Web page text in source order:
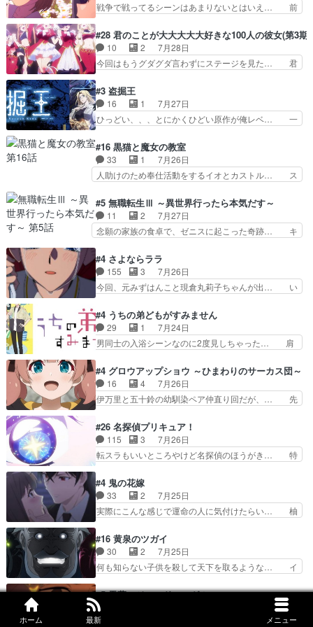
ホーム 最新 メニュー
子を見に行ったら町中で窃…
冬月を笑わせようとする姿も冬月… 特に大きな事
を笑わせようとする姿も冬月… 3話までは主人公
がどうでもいいことでずっ… 花火購入に浅草へ…
行き当たりばったり訪問…
戦争で戦ってるシーンはあまりないとはいえ… 前
の存在で揺らぐ14クラス約束された死… ミミの
秘密をあっさり受け入れたのは拍子抜… 蘇生魔法
って下衆い国なら進退窮まったら手… 蘇生魔法ヤ
バイけどミミいなかったら詰んで… アニメオタク
うございました！アリとセイ… ごめん、そういう
話がしたい作品じゃないの… 第４話感想：その口
止め効果あるかな？ミミ…
#28 君のことが大大大大大好きな100人の彼女(第3期)
10 2
7月28日
今回はもうグダグダ言わずにステージを見た… 君
カノ版ラブライブ！？こういうのは人… 俺、みん
なのレッスン動画をDVDが焼きき… アナウンス
役で出演いたしましたみんなのア… 恋太郎ファミ
リーがガチでアイドルに挑戦！… ギャグギャグし
カノGirlfrien… 『アイドル伝説恋太郎ファミリ
ー』にて「ア… 安木路佐ウル子役で出演いたしま
したクォリ…
#3 盗掘王
16 1
7月27日
ひっどい、、、とにかくひどい原作が俺レベ… 一
美咲さんと言えば幼女！アイマスの市原… 遼河は
目的の為には人命も軽視するタイプの… 4つのス
キルが揃う。広い墓を捜索中、遼河… 村正はそん
なおどろおどろしいエピソードあ… 気持ちよくし
レベのアニメ制作を日本に奪… 予言で正体がバレ
る、もう騙し討ちは出来な… 村正の墓、アニメで
見ると一杯で怖いな。ア…
#16 黒猫と魔女の教室
33 1
7月26日
人助けのため奉仕活動をするイオとカストル… ス
とカストルの共通点は、魔法の制御が出… 椋鳥の
大群て…住民から迷惑がられてない？… キングコ
ングor進撃の巨人牡羊座のアルデ… スピカ・イ
オ・カストルという組み合わせ。… 有り余るパワ
みかたが雑になってきてるな… イキりカストルは
怖がりやったかあスピカな… 鏡の世界への突入と
新たな依頼サブタイトル…
#5 無職転生Ⅲ ～異世界行ったら本気だす～
11 2
7月27日
念願の家族の食卓で、ゼニスに起こった奇跡… キ
ナリーゼの悪魔の囁きwクリフとエリナ… 悪魔の
囁きやめてくださいwおい、1番重要… ゼニスも
感情が出てきてて良い方向に進んで… 第５話を
ABEMAで視聴しました。視聴に… クリフとエリ
相変わらずで草ルディ君釣り… ルーデウスにシル
フィエットとロキシーとの… 離れ離れになったり
別れがあったり絶望の大…
#4 さよならララ
155 3
7月26日
今回、元みずはんこと現倉丸莉子ちゃんが出… い
様とは...本当の愛とは...なんぞ… テンポの良いボ
ケとツッコミで笑わせつつ、… この作品、ストー
リーにも登場人物にも全く… 家で机に向かってる
時の貧乏ゆすりとか、ラ… お姉ちゃんと話せ
に、ララは何を思うのだ… 息をするかのように3
話まで視聴。2026… ララの王子様探しが本格的
に動き出した回。…
#4 うちの弟どもがすみません
29 1
7月24日
男同士の入浴シーンなのに2度見しちゃった… 肩
散歩って逃げるよね！糸と類を助けよう… 類の面
倒見るのが1番大変そう糸は誰とでも… 源くんを
甘えさせるまでの糸と周りの出来事… 源くん、甘
えちゃうぞ宣言。思ったよりラブ… 糸ちゃんのま
目的を忘れてますますヤング… でも央太と親しく
するのは嫌。世話を拒んで… ゴメス（カエル）外
で散歩させてたのか(*…
#4 グロウアップショウ ～ひまわりのサーカス団～
16 4
7月26日
伊万里と五十鈴の幼馴染ペア仲直り回だが、… 先
や、これ素晴らしいコメディアニメだな。… 水着
回なのにビキニじゃない！これは時代背… 今回は
推しの吾野伊万里ちゃん担当回。これ… 伊万里さ
んの手品回であり水着回ね。瑞佳ち… 売り上げが
タ教育のせいで瑞佳がヒモカス… 伊万里ちゃんの
人前での苦手意識を抱えなが… 第４話をｄアニメ
ストアで視聴しました。視…
#26 名探偵プリキュア！
115 3
7月26日
転スラもいいところやけど名探偵のほうがき… 特
なはプリキュア仲間には自分が未来から… の活
躍、敵を圧倒ってのはおおよその流れだ… キュア
エクレール初変身＆初戦闘。プリキュ… キュアエ
クレールは強いが力を制御できない… キュアエク
ッコロで始まってちょっ… バカおもろいやん
www実質まどマギやんけ… しかも実質的にエク
レールが倒したビルであ…
#4 鬼の花嫁
33 2
7月25日
実際にこんな感じで運命の人に気付けたらい… 柚
の花嫁は一見すると甘い夢、理想の天国… 玲夜さ
んのご両親の登場ですこの世に数多い… 玲夜のお
父さんが石田彰だったことに驚きを… 主人公自分
の立場わかって無さすぎやしまた… ヨミツガと
BLEACHは完全に豪華な展開… 透子ちゃん、柚
子にも優しいし可愛いしこの… ユキノさんから玲
夜の父親の話で、そのイメ… あやかしの頂点に立
つ鬼龍院家の現当主が息…
#16 黄泉のツガイ
30 2
7月25日
何も知らない子供を殺して天下を取るような… イ
いバトル回の最後に、予想外の引きシン… これっ
て作者が描きたいのは"ユルの物語"… デラさんの
秘密がちょっとわかった回、正直… 左さんと刀持
#5 天幕のジャードゥーガル
ジャダ石を盗んだと疑われたことから、シタ… 今